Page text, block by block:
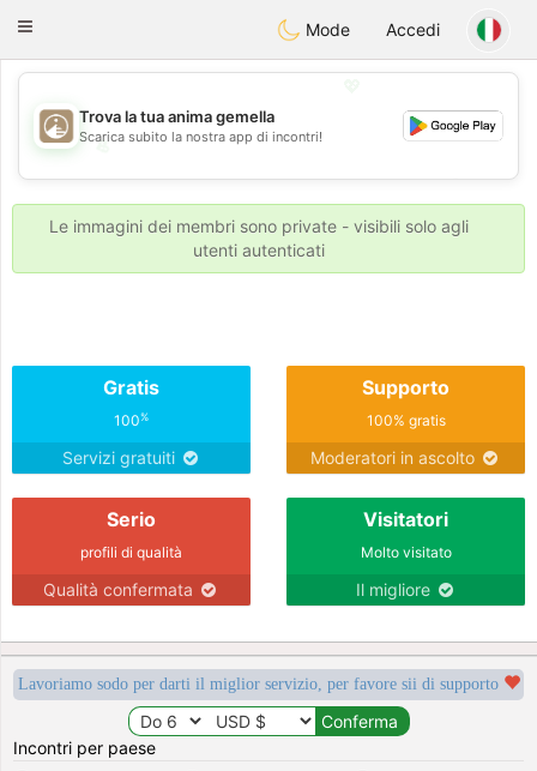
ahebik
Toggle
Mode Accedi
💖
💕
💕
Trova la tua anima gemella
Scarica subito la nostra app di incontri!
Le immagini dei membri sono private - visibili solo agli
utenti autenticati
Gratis
100%
Servizi gratuiti
Supporto
100% gratis
Moderatori in ascolto
Serio
profili di qualità
Qualità confermata
Visitatori
Molto visitato
Il migliore
Lavoriamo sodo per darti il miglior servizio, per favore sii di supporto
Incontri per paese